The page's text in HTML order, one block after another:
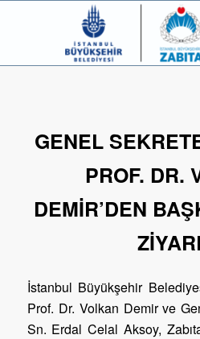
GENEL
PROF. DR.
DEMİR’DEN
İstanbul Büyükşehir
Prof. Dr. Volkan Demir ve
Sn. Erdal Celal Aksoy,